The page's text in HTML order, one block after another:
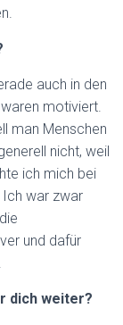
auch in den
motiviert.
man Menschen
nicht, weil
ich mich bei
Ich war zwar
und dafür
dich weiter?